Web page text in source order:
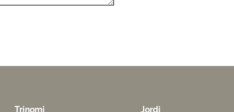
Trinomi
Jordi